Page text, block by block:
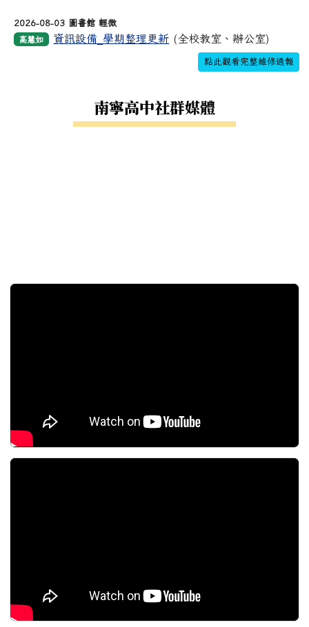
2026-08-03 圖書館 輕微
高慧如 資訊設備_學期整理更新 (全校教室、辦公室)
點此觀看完整維修通報
南寧高中社群媒體